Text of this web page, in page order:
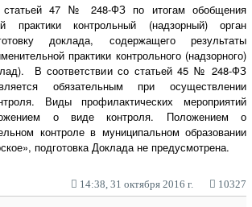
статьей 47 № 248-ФЗ по итогам обобщения
практики контрольный (надзорный) орган
доклада, содержащего результаты
практики контрольного (надзорного)
В соответствии со статьей 45 № 248-ФЗ
обязательным при осуществлении
Виды профилактических мероприятий
о виде контроля. Положением о
контроле в муниципальном образовании
подготовка Доклада не предусмотрена.
14:38, 31 октября 2016 г. 10327